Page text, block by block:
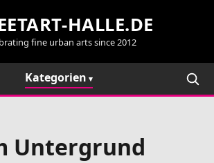
HALLE.DE
fine urban arts since 2012
Kategorien
Untergrund